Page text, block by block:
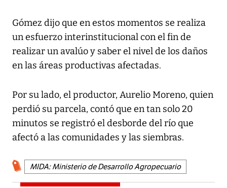
Gómez dijo que en estos momentos se realiza
un esfuerzo interinstitucional con el fin de
realizar un avalúo y saber el nivel de los daños
en las áreas productivas afectadas.
Por su lado, el productor, Aurelio Moreno, quien
perdió su parcela, contó que en tan solo 20
minutos se registró el desborde del río que
afectó a las comunidades y las siembras.
MIDA: Ministerio de Desarrollo Agropecuario